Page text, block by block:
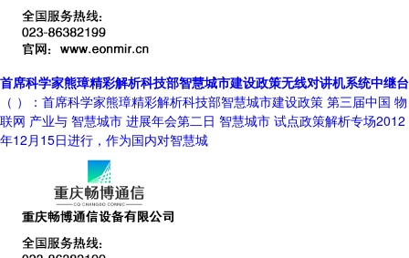
首席科学家熊璋精彩解析科技部智慧城市建设政策无线对讲机系统中继台
（ ）：首席科学家熊璋精彩解析科技部智慧城市建设政策 第三届中国 物
联网 产业与 智慧城市 进展年会第二日 智慧城市 试点政策解析专场2012
年12月15日进行，作为国内对智慧城